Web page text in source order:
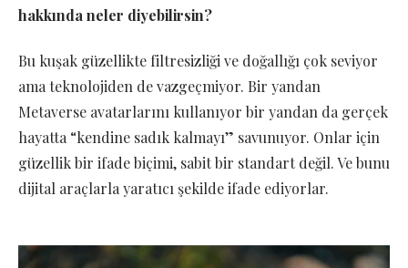
hakkında neler diyebilirsin?
Bu kuşak güzellikte filtresizliği ve doğallığı çok seviyor
ama teknolojiden de vazgeçmiyor. Bir yandan
Metaverse avatarlarını kullanıyor bir yandan da gerçek
hayatta “kendine sadık kalmayı” savunuyor. Onlar için
güzellik bir ifade biçimi, sabit bir standart değil. Ve bunu
dijital araçlarla yaratıcı şekilde ifade ediyorlar.